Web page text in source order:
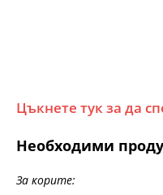
Цъкнете тук за да
Необходими
За корите: